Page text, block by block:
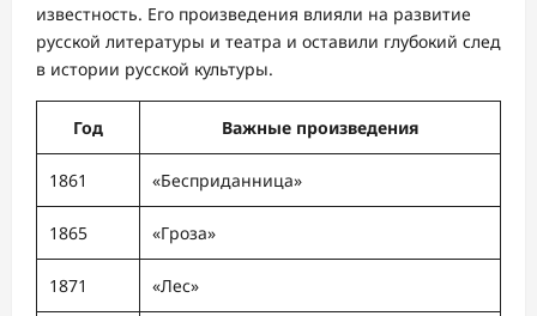
известность. Его произведения влияли на развитие
русской литературы и театра и оставили глубокий след
в истории русской культуры.
Год Важные произведения
1861 «Бесприданница»
1865 «Гроза»
1871 «Лес»